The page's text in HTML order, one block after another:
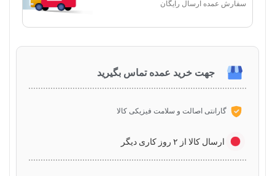
سفارش عمده ارسال رایگان
جهت خرید عمده تماس بگیرید
گارانتی اصالت و سلامت فیزیکی کالا
ارسال کالا از ۲ روز کاری دیگر